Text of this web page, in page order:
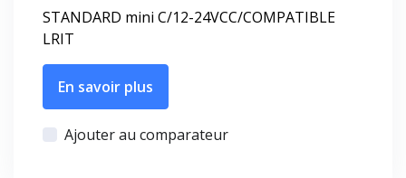
STANDARD mini C/12-24VCC/COMPATIBLE
LRIT
En savoir plus
Ajouter au comparateur